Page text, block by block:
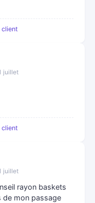
client
juillet
client
juillet
rayon baskets
de mon passage